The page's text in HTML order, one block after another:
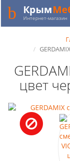
Крым
Интернет-магазин
цвет